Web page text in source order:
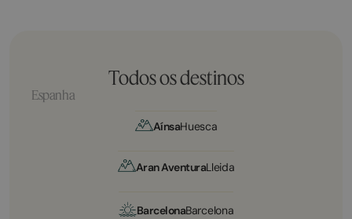
Todos os destinos
Espanha
AínsaHuesca
Aran AventuraLleida
BarcelonaBarcelona